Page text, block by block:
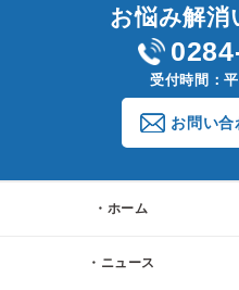
お悩み解消
受付時間：
お問い合
ホーム
ニュース